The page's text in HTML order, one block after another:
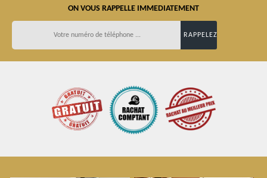
ON VOUS RAPPELLE IMMEDIATEMENT